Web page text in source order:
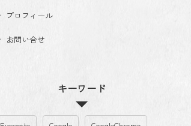
プロフィール
お問い合せ
キーワード